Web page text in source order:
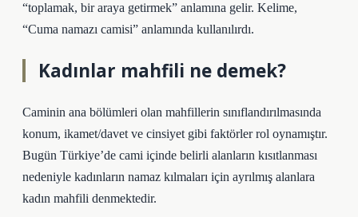
“toplamak, bir araya getirmek” anlamına gelir. Kelime,
“Cuma namazı camisi” anlamında kullanılırdı.
Kadınlar mahfili ne demek?
Caminin ana bölümleri olan mahfillerin sınıflandırılmasında
konum, ikamet/davet ve cinsiyet gibi faktörler rol oynamıştır.
Bugün Türkiye’de cami içinde belirli alanların kısıtlanması
nedeniyle kadınların namaz kılmaları için ayrılmış alanlara
kadın mahfili denmektedir.